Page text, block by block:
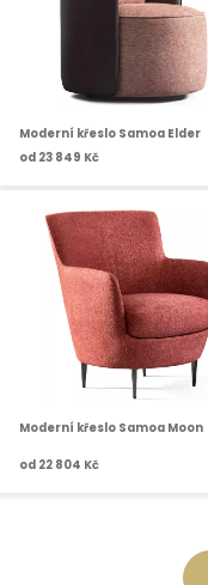
Moderní křeslo Samoa Elder
od 23 849 Kč
Moderní křeslo Samoa Moon
od 22 804 Kč